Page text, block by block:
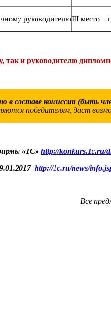
руководителюIII место –
так и руководителю
в составе комиссии (быть
победителям, даст
«1С» http://konkurs.1c.ru/
http://1c.ru/news/
Все